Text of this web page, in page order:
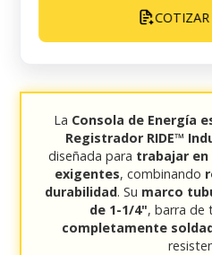
La Consola de Energía
Registrador RIDE™
diseñada para trabajar
exigentes, combinando
durabilidad. Su marco
de 1-1/4", barra de
completamente